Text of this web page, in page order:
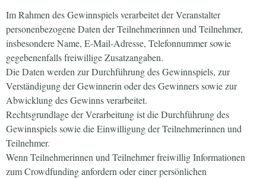
Im Rahmen des Gewinnspiels verarbeitet der Veranstalter
personenbezogene Daten der Teilnehmerinnen und Teilnehmer,
insbesondere Name, E-Mail-Adresse, Telefonnummer sowie
gegebenenfalls freiwillige Zusatzangaben.
Die Daten werden zur Durchführung des Gewinnspiels, zur
Verständigung der Gewinnerin oder des Gewinners sowie zur
Abwicklung des Gewinns verarbeitet.
Rechtsgrundlage der Verarbeitung ist die Durchführung des
Gewinnspiels sowie die Einwilligung der Teilnehmerinnen und
Teilnehmer.
Wenn Teilnehmerinnen und Teilnehmer freiwillig Informationen
zum Crowdfunding anfordern oder einer persönlichen